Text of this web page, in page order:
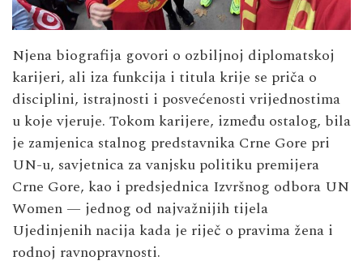
Njena biografija govori o ozbiljnoj diplomatskoj
karijeri, ali iza funkcija i titula krije se priča o
disciplini, istrajnosti i posvećenosti vrijednostima
u koje vjeruje. Tokom karijere, između ostalog, bila
je zamjenica stalnog predstavnika Crne Gore pri
UN-u, savjetnica za vanjsku politiku premijera
Crne Gore, kao i predsjednica Izvršnog odbora UN
Women — jednog od najvažnijih tijela
Ujedinjenih nacija kada je riječ o pravima žena i
rodnoj ravnopravnosti.